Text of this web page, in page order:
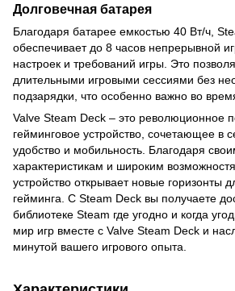
Долговечная батарея
Благодаря батарее емкостью 40 Вт/ч,
обеспечивает до 8 часов непрерывной
настроек и требований игры. Это
длительными игровыми сессиями без
подзарядки, что особенно важно во
Valve Steam Deck – это революционное
гейминговое устройство, сочетающее в
удобство и мобильность. Благодаря
характеристикам и широким
устройство открывает новые горизонты
гейминга. С Steam Deck вы получаете
библиотеке Steam где угодно и когда
мир игр вместе с Valve Steam Deck и
минутой вашего игрового опыта.